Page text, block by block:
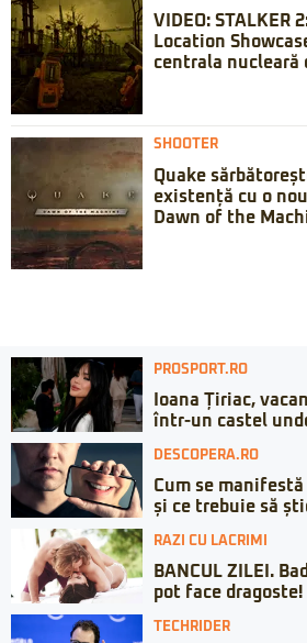
VIDEO: STALKER
Location
centrala nucleară
SHOOTER
Quake
existență cu o
Dawn of the
PROSPORT.RO
Ioana Țiriac,
într-un castel
DESCOPERA.RO
Cum se
și ce trebuie să
RAZI CU LACRIMI
BANCUL ZILEI.
pot face dragoste!
TECHRIDER